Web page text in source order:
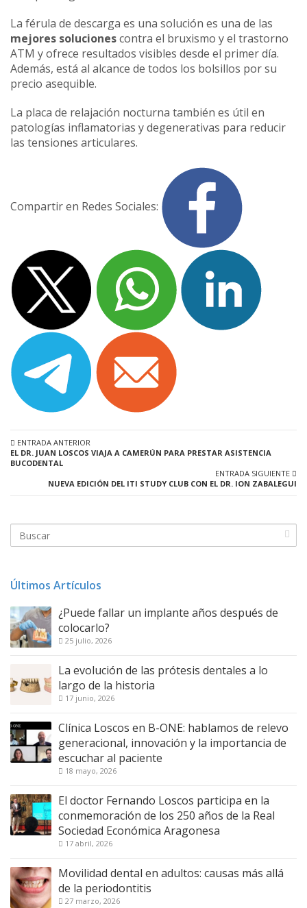
La férula de descarga es una solución es una de las
mejores solucionescontra el bruxismo y el trastorno
ATM y ofrece resultados visibles desde el primer día.
Además, está al alcance de todos los bolsillos por su
precio asequible.
La placa de relajación nocturna también es útil en
patologías inflamatorias y degenerativas para reducir
las tensiones articulares.
Compartir en Redes Sociales:
ENTRADA ANTERIOR
EL DR. JUAN LOSCOS VIAJA A CAMERÚN PARA PRESTAR ASISTENCIA
BUCODENTAL
ENTRADA SIGUIENTE
NUEVA EDICIÓN DEL ITI STUDY CLUB CON EL DR. ION ZABALEGUI
Últimos Artículos
¿Puede fallar un implante años después de
colocarlo?
25 julio, 2026
La evolución de las prótesis dentales a lo
largo de la historia
17 junio, 2026
Clínica Loscos en B-ONE: hablamos de relevo
generacional, innovación y la importancia de
escuchar al paciente
18 mayo, 2026
El doctor Fernando Loscos participa en la
conmemoración de los 250 años de la Real
Sociedad Económica Aragonesa
17 abril, 2026
Movilidad dental en adultos: causas más allá
de la periodontitis
27 marzo, 2026